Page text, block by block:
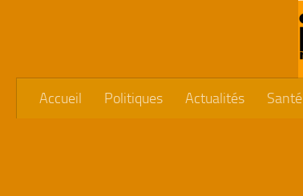
Accueil Politiques Actualités Santé